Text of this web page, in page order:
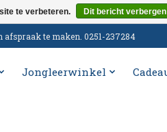
te maken. 0251-237284
Jongleerwinkel
te verbeteren. Dit bericht verbergen